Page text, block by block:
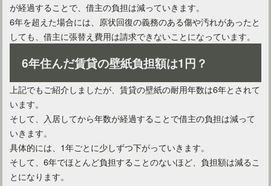
鍵を部屋のドアに取り付けたい！設置方法や必要な道具とは？
が経過することで、借主の負担は減っていきます。
6年を超えた場合には、原状回復の義務のある傷や汚れがあったと
しても、借主に張替え費用は請求できないことになっています。
6年住んだ賃貸の壁紙負担額は1円？
上記でもご紹介しましたが、賃貸の壁紙の耐用年数は6年とされて
います。
そして、入居してから年数が経過することで借主の負担は減って
いきます。
具体的には、1年ごとに少しずつ下がっていきます。
そして、6年でほとんど負担することのないほど、負担額は減るこ
とになります。